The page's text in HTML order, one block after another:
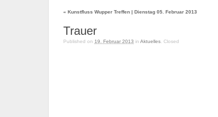
« Kunstfluss Wupper Treffen | Dienstag 05. Februar 2013
Trauer
Published on 19. Februar 2013 in Aktuelles Closed